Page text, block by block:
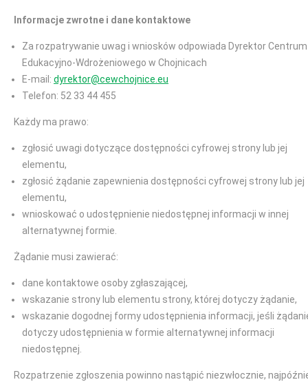
Informacje zwrotne i dane kontaktowe
Za rozpatrywanie uwag i wniosków odpowiada Dyrektor Centrum
Edukacyjno-Wdrożeniowego w Chojnicach
E-mail: dyrektor@cewchojnice.eu
Telefon: 52 33 44 455
Każdy ma prawo:
zgłosić uwagi dotyczące dostępności cyfrowej strony lub jej
elementu,
zgłosić żądanie zapewnienia dostępności cyfrowej strony lub jej
elementu,
wnioskować o udostępnienie niedostępnej informacji w innej
alternatywnej formie.
Żądanie musi zawierać:
dane kontaktowe osoby zgłaszającej,
wskazanie strony lub elementu strony, której dotyczy żądanie,
wskazanie dogodnej formy udostępnienia informacji, jeśli
dotyczy udostępnienia w formie alternatywnej informacji
niedostępnej.
Rozpatrzenie zgłoszenia powinno nastąpić niezwłocznie,